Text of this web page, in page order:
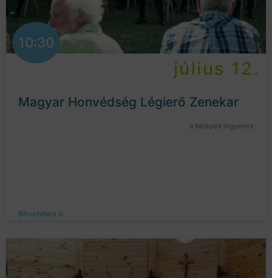
10:30
július 12.
Magyar Honvédség Légierő Zenekar
a belépés ingyenes
Bővebben »